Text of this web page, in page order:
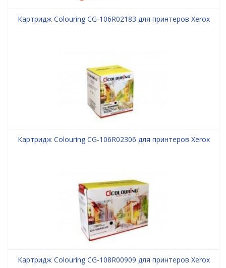
Картридж Colouring CG-106R02183 для принтеров Xerox
Картридж Colouring CG-106R02306 для принтеров Xerox
Картридж Colouring CG-108R00909 для принтеров Xerox